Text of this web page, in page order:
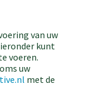
van uw
kunt
voeren.
uw
met de